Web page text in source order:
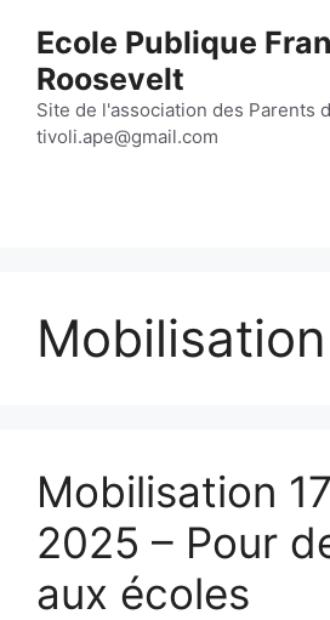
contenu
Ecole Publique
Roosevelt
Site de l'association des Parents
tivoli.ape@gmail.com
Mobilisation
Mobilisation
2025 – Pour
aux écoles